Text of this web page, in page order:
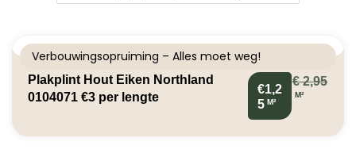
Verbouwingsopruiming – Alles moet weg!
Plakplint Hout Eiken Northland
0104071 €3 per lengte
€1,2
5 M²
€2,95
M²